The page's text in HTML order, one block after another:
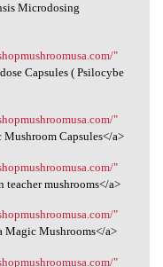
Microdosing
"
Capsules ( Psilocybe
"
Capsules</a>
"
mushrooms</a>
"
Mushrooms</a>
"